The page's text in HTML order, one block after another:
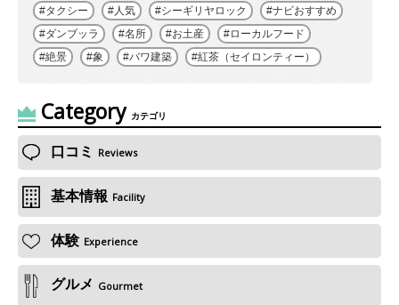
タクシー 人気 シーギリヤロック
ナビおすすめ
ダンブッラ
名所 お土産
ローカルフード
絶景
象 バワ建築 紅茶（セイロンティー）
Category カテゴリ
口コミ Reviews
基本情報 Facility
体験 Experience
グルメ Gourmet